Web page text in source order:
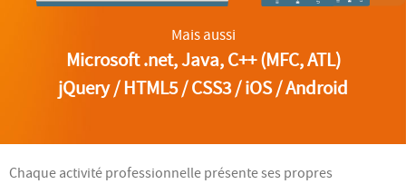
Mais aussi
Microsoft .net, Java, C++ (MFC, ATL)
jQuery / HTML5 / CSS3 / iOS / Android
Chaque activité professionnelle présente ses propres